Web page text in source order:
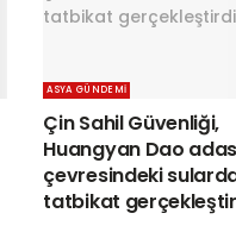
ASYA GÜNDEMI
Çin Sahil Güvenliği,
Huangyan Dao
çevresindeki
tatbikat